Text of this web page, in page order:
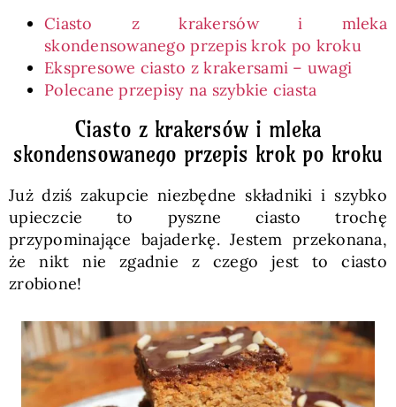
Ciasto z krakersów i mleka
skondensowanego przepis krok po kroku
Ekspresowe ciasto z krakersami – uwagi
Polecane przepisy na szybkie ciasta
Ciasto z krakersów i mleka
skondensowanego przepis krok po kroku
Już dziś zakupcie niezbędne składniki i szybko
upieczcie to pyszne ciasto trochę
przypominające bajaderkę. Jestem przekonana,
że nikt nie zgadnie z czego jest to ciasto
zrobione!